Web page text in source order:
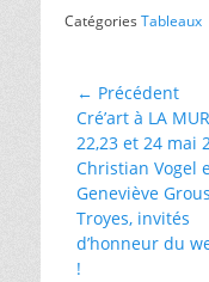
Catégories Tableaux
Navigation
de
l’article
← Précédent
Article
précédent :
Cré’art à LA
22,23 et 24 mai
Christian Vogel
Geneviève
Troyes, invités
d’honneur du
!